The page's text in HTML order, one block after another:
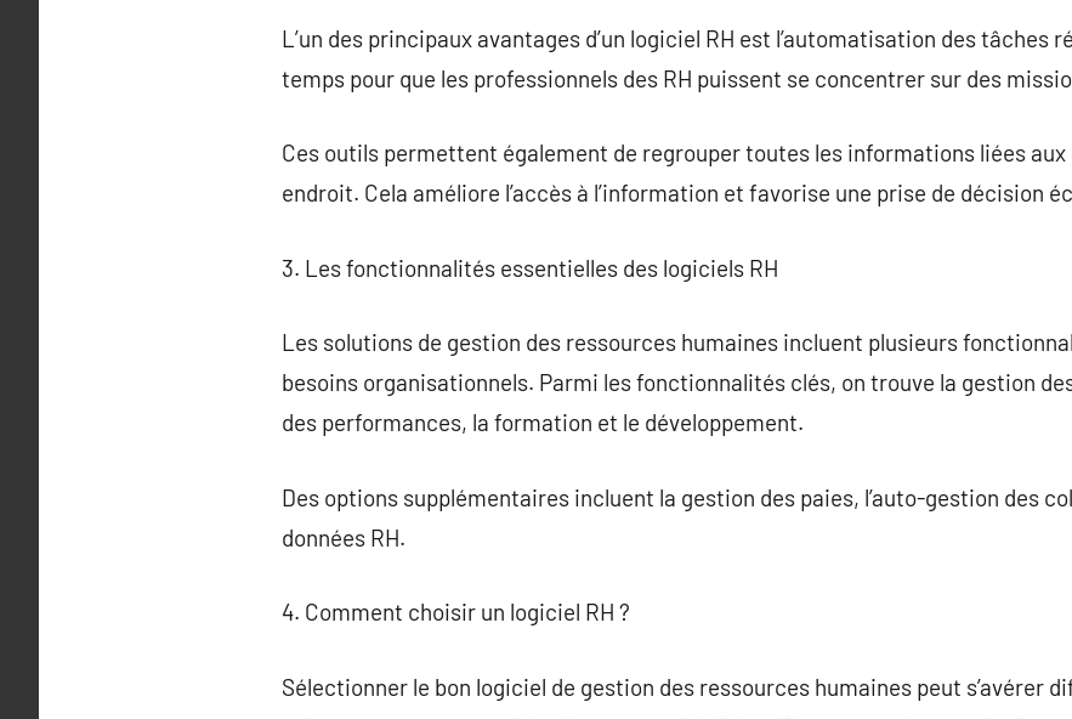
L’un des principaux avantages d’un logiciel RH est l’automatisation des tâches
temps pour que les professionnels des RH puissent se concentrer sur des
Ces outils permettent également de regrouper toutes les informations liées aux
endroit. Cela améliore l’accès à l’information et favorise une prise de décision
3. Les fonctionnalités essentielles des logiciels RH
Les solutions de gestion des ressources humaines incluent plusieurs
besoins organisationnels. Parmi les fonctionnalités clés, on trouve la gestion
des performances, la formation et le développement.
Des options supplémentaires incluent la gestion des paies, l’auto-gestion des
données RH.
4. Comment choisir un logiciel RH ?
Sélectionner le bon logiciel de gestion des ressources humaines peut s’avérer